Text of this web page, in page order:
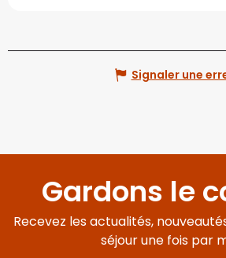
Signaler une
Gardons le
Recevez les actualités,
séjour une fois par